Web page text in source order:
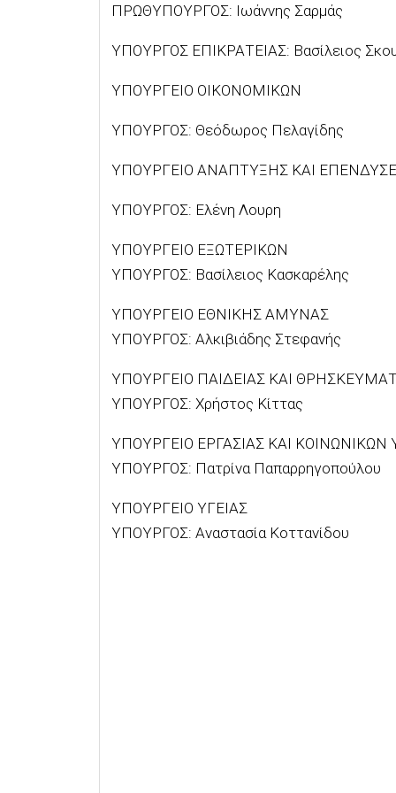
ΠΡΩΘΥΠΟΥΡΓΟΣ: Ιωάννης Σαρμάς
ΥΠΟΥΡΓΟΣ ΕΠΙΚΡΑΤΕΙΑΣ: Βασίλειος
ΥΠΟΥΡΓΕΙΟ ΟΙΚΟΝΟΜΙΚΩΝ
ΥΠΟΥΡΓΟΣ: Θεόδωρος Πελαγίδης
ΥΠΟΥΡΓΕΙΟ ΑΝΑΠΤΥΞΗΣ ΚΑΙ
ΥΠΟΥΡΓΟΣ: Ελένη Λουρη
ΥΠΟΥΡΓΕΙΟ ΕΞΩΤΕΡΙΚΩΝ
ΥΠΟΥΡΓΟΣ: Βασίλειος Κασκαρέλης
ΥΠΟΥΡΓΕΙΟ ΕΘΝΙΚΗΣ ΑΜΥΝΑΣ
ΥΠΟΥΡΓΟΣ: Αλκιβιάδης Στεφανής
ΥΠΟΥΡΓΕΙΟ ΠΑΙΔΕΙΑΣ ΚΑΙ
ΥΠΟΥΡΓΟΣ: Χρήστος Κίττας
ΥΠΟΥΡΓΕΙΟ ΕΡΓΑΣΙΑΣ ΚΑΙ
ΥΠΟΥΡΓΟΣ: Πατρίνα Παπαρρηγοπούλου
ΥΠΟΥΡΓΕΙΟ ΥΓΕΙΑΣ
ΥΠΟΥΡΓΟΣ: Αναστασία Κοττανίδου